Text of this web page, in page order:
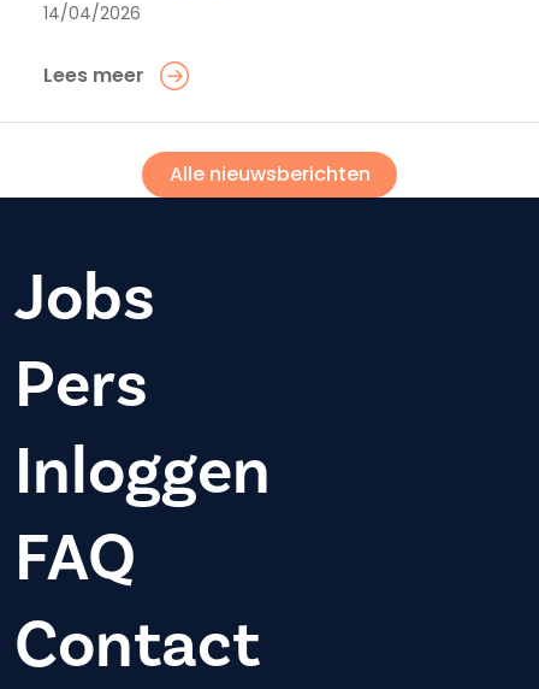
14/04/2026
Lees meer
Alle nieuwsberichten
Jobs
Pers
Inloggen
FAQ
Contact